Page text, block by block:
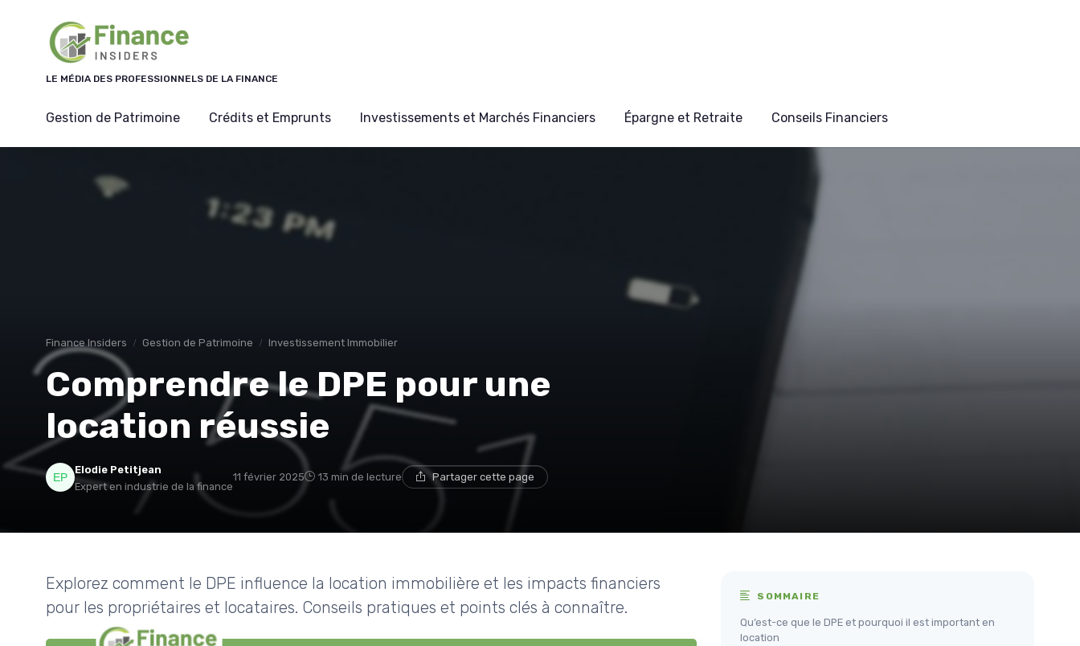
LE MÉDIA DES PROFESSIONNELS DE LA FINANCE
Gestion de Patrimoine Crédits et Emprunts Investissements et Marchés Financiers Épargne et Retraite Conseils Financiers
Finance Insiders Gestion de Patrimoine Investissement Immobilier
Comprendre le DPE pour une
location réussie
Elodie Petitjean
Expert en industrie de la finance
11 février 2025 13 min de lecture Partager cette page
Explorez comment le DPE influence la location immobilière et les impacts financiers
pour les propriétaires et locataires. Conseils pratiques et points clés à connaître.
SOMMAIRE
Qu’est-ce que le DPE et pourquoi il est important en
location